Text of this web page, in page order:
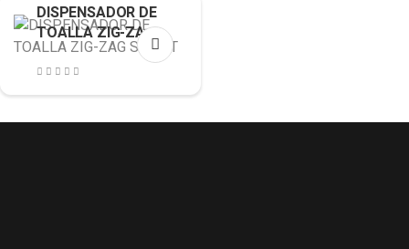
DISPENSADOR DE
TOALLA ZIG-ZAG
SMART